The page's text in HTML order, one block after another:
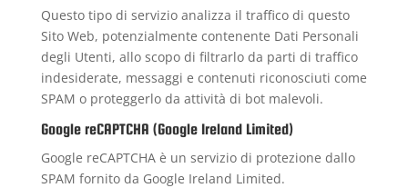
Questo tipo di servizio analizza il traffico di questo
Sito Web, potenzialmente contenente Dati Personali
degli Utenti, allo scopo di filtrarlo da parti di traffico
indesiderate, messaggi e contenuti riconosciuti come
SPAM o proteggerlo da attività di bot malevoli.
Google reCAPTCHA (Google Ireland Limited)
Google reCAPTCHA è un servizio di protezione dallo
SPAM fornito da Google Ireland Limited.